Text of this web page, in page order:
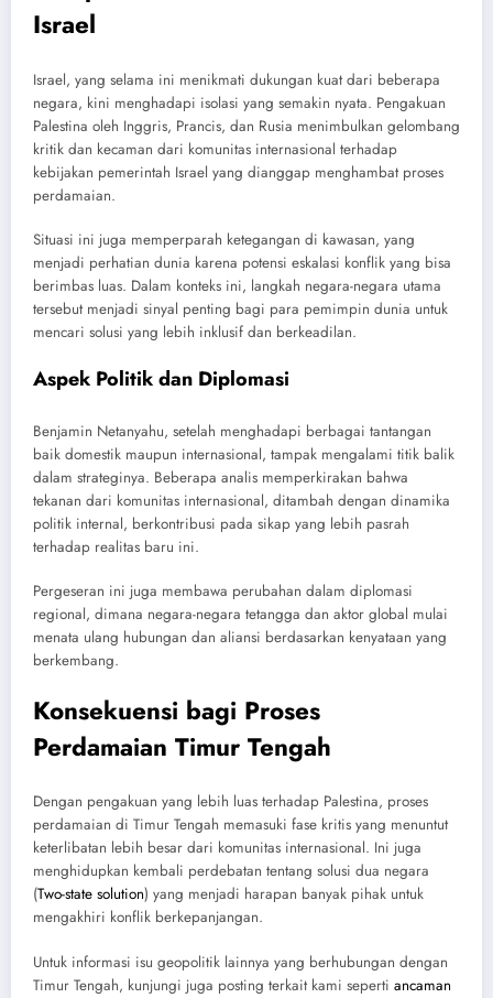
Israel
Israel, yang selama ini menikmati dukungan kuat dari beberapa
negara, kini menghadapi isolasi yang semakin nyata. Pengakuan
Palestina oleh Inggris, Prancis, dan Rusia menimbulkan gelombang
kritik dan kecaman dari komunitas internasional terhadap
kebijakan pemerintah Israel yang dianggap menghambat proses
perdamaian.
Situasi ini juga memperparah ketegangan di kawasan, yang
menjadi perhatian dunia karena potensi eskalasi konflik yang bisa
berimbas luas. Dalam konteks ini, langkah negara-negara utama
tersebut menjadi sinyal penting bagi para pemimpin dunia untuk
mencari solusi yang lebih inklusif dan berkeadilan.
Aspek Politik dan Diplomasi
Benjamin Netanyahu, setelah menghadapi berbagai tantangan
baik domestik maupun internasional, tampak mengalami titik balik
dalam strateginya. Beberapa analis memperkirakan bahwa
tekanan dari komunitas internasional, ditambah dengan dinamika
politik internal, berkontribusi pada sikap yang lebih pasrah
terhadap realitas baru ini.
Pergeseran ini juga membawa perubahan dalam diplomasi
regional, dimana negara-negara tetangga dan aktor global mulai
menata ulang hubungan dan aliansi berdasarkan kenyataan yang
berkembang.
Konsekuensi bagi Proses
Perdamaian Timur Tengah
Dengan pengakuan yang lebih luas terhadap Palestina, proses
perdamaian di Timur Tengah memasuki fase kritis yang menuntut
keterlibatan lebih besar dari komunitas internasional. Ini juga
menghidupkan kembali perdebatan tentang solusi dua negara
(Two-state solution) yang menjadi harapan banyak pihak untuk
mengakhiri konflik berkepanjangan.
Untuk informasi isu geopolitik lainnya yang berhubungan dengan
Timur Tengah, kunjungi juga posting terkait kami seperti ancaman